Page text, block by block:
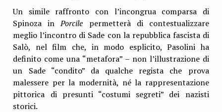
Un simile raffronto con l’incongrua comparsa di
Spinoza inPorcile permetterà di contestualizzare
meglio l’incontro di Sade con la repubblica fascista di
Salò, nel film che, in modo esplicito, Pasolini ha
definito come una “metafora” – non l’illustrazione di
un Sade “condito” da qualche regista che prova
malessere per la modernità, né la rappresentazione
pittorica di presunti “costumi segreti” dei nazisti
storici.